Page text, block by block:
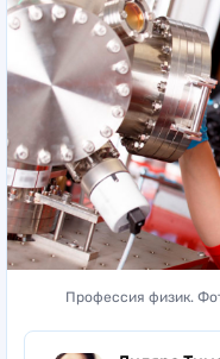
Профессия физик.